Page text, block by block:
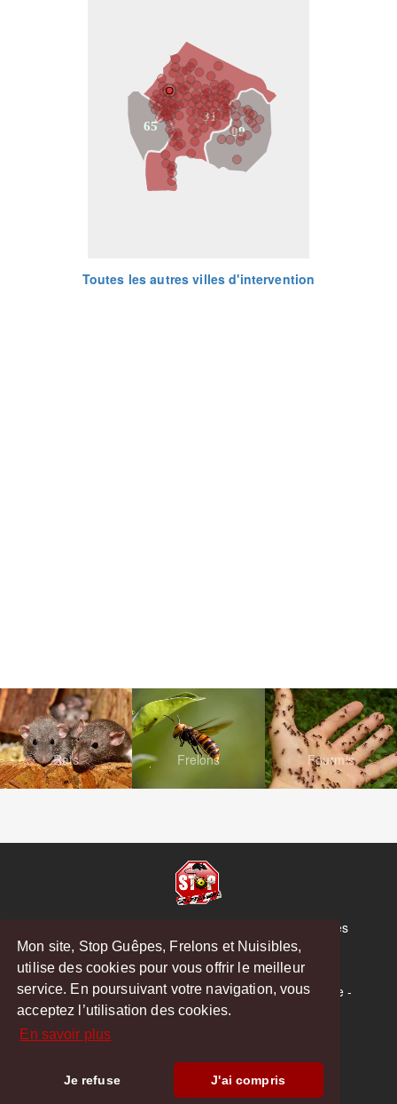
Mon site, Stop Guêpes, Frelons et Nuisibles,
utilise des cookies pour vous offrir le meilleur
service. En poursuivant votre navigation, vous
acceptez l’utilisation des cookies.
En savoir plus
Je refuse J'ai compris
31
09
65
Toutes les autres villes d'intervention
Rats Frelons Fourmis
© Copyright 2026 Stop Guêpes, Frelons et Nuisibles
Mentions légales
Créé parMattWeb
Saint-Gaudens-Saint-Girons-Boulogne-sur-Gesse-
Montréjeau
Hoodspot